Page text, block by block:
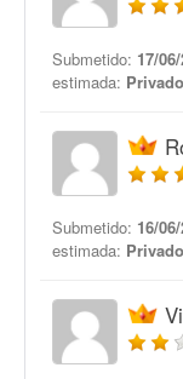
Submetido: 17/
estimada: Privado
Submetido: 16/
estimada: Privado